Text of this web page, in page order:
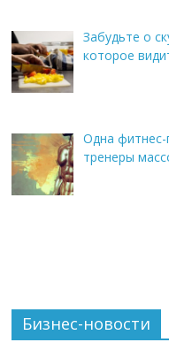
Забудьте о
которое
Одна
тренеры
Бизнес-новости